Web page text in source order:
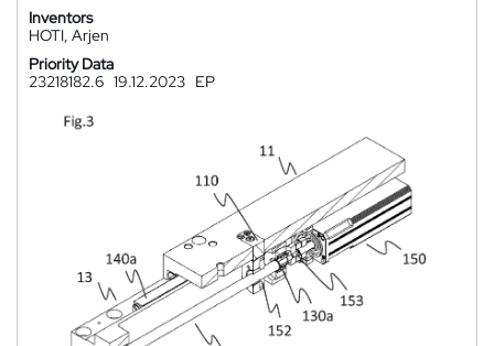
Inventors
HOTI, Arjen
Priority Data
23218182.6 19.12.2023 EP